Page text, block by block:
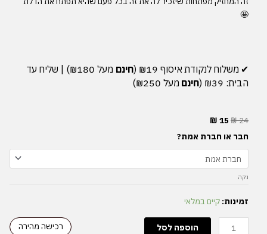
🤩
✔︎ משלוח לנקודתאיסוף חינם מעל שליח עד
הבית: ₪39 ( חינם מעל
₪24
₪ 15
חבר או חברת אמת?
נקה
זמינות: קיים במלאי
רכישה מהירה
כמות
של
מחזיק
מפתחות
גלויה
אמת
הוספה לסל